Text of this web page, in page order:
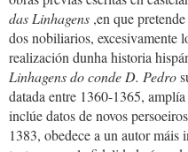
das Linhagens ,en que
dos nobiliarios, excesivamente
realización dunha historia
Linhagens do conde D. Pedro
datada entre 1360-1365,
inclúe datos de novos
1383, obedece a un autor